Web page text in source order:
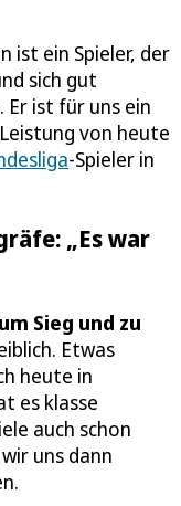
ist ein Spieler, der
sich gut
Er ist für uns ein
von heute
-Spieler in
„Es war
Sieg und zu
Etwas
heute in
es klasse
auch schon
uns dann